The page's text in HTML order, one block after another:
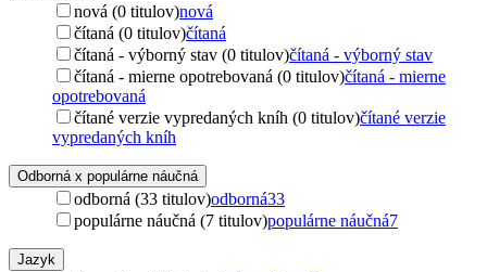
nová (0 titulov)nová
čítaná (0 titulov)čítaná
čítaná - výborný stav (0 titulov)čítaná - výborný stav
čítaná - mierne opotrebovaná (0 titulov)čítaná - mierne
opotrebovaná
čítané verzie vypredaných kníh (0 titulov)čítané verzie
vypredaných kníh
Odborná x populárne náučná
odborná (33 titulov)odborná33
populárne náučná (7 titulov)populárne náučná7
Jazyk